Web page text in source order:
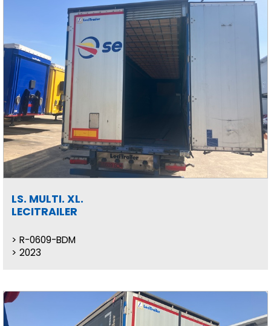
LS. MULTI. XL.
LECITRAILER
R-0609-BDM
2023